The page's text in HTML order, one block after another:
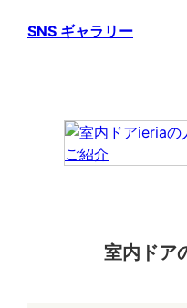
SNS ギャラリー
室内ドア